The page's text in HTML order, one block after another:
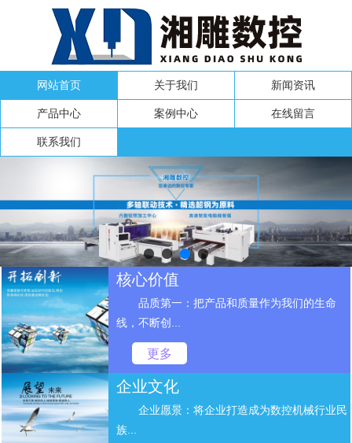
网站首页 关于我们 新闻资讯
产品中心 案例中心 在线留言
联系我们
核心价值
品质第一：把产品和质量作为我们的生命
线，不断创...
更多
企业文化
企业愿景：将企业打造成为数控机械行业民
族...